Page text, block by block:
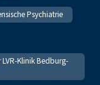
Psychiatrie
Klinik Bedburg-